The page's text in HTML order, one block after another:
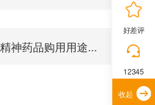
神药品购用用途...
好差评
12345
收起